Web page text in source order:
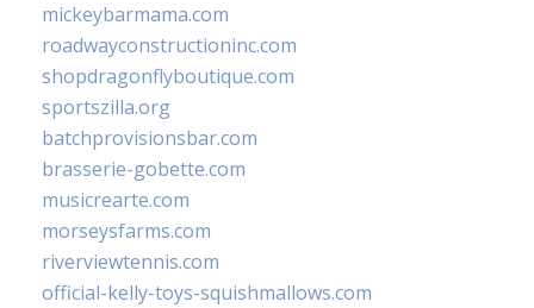
mickeybarmama.com
roadwayconstructioninc.com
shopdragonflyboutique.com
sportszilla.org
batchprovisionsbar.com
brasserie-gobette.com
musicrearte.com
morseysfarms.com
riverviewtennis.com
official-kelly-toys-squishmallows.com